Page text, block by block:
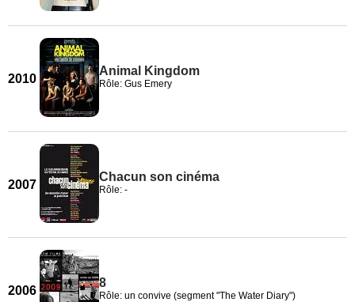
2010
Animal Kingdom
Rôle: Gus Emery
2007
Chacun son cinéma
Rôle: -
2006
8
Rôle: un convive (segment "The Water Diary")